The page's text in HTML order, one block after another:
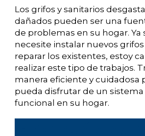
Los grifos y sanitarios
dañados pueden ser una
de problemas en su hogar. Ya
necesite instalar nuevos grifos
reparar los existentes, estoy
realizar este tipo de trabajos.
manera eficiente y cuidadosa
pueda disfrutar de un
funcional en su hogar.